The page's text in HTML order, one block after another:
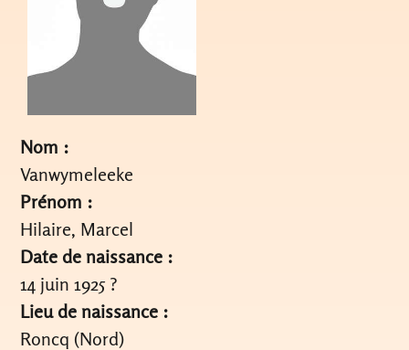
Nom :
Vanwymeleeke
Prénom :
Hilaire, Marcel
Date de naissance :
14 juin 1925 ?
Lieu de naissance :
Roncq (Nord)